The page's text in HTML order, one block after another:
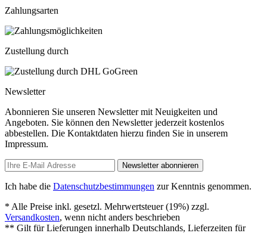
Zahlungsarten
Zustellung durch
Newsletter
Abonnieren Sie unseren Newsletter mit Neuigkeiten und
Angeboten. Sie können den Newsletter jederzeit kostenlos
abbestellen. Die Kontaktdaten hierzu finden Sie in unserem
Impressum.
Newsletter abonnieren
Ich habe die Datenschutzbestimmungen zur Kenntnis genommen.
* Alle Preise inkl. gesetzl. Mehrwertsteuer (19%) zzgl.
Versandkosten, wenn nicht anders beschrieben
** Gilt für Lieferungen innerhalb Deutschlands, Lieferzeiten für